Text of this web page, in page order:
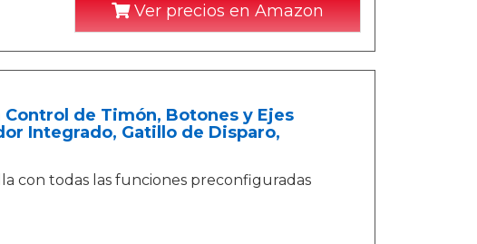
Ver precios en Amazon
de Timón, Botones y Ejes
Integrado, Gatillo de Disparo,
con todas las funciones preconfiguradas